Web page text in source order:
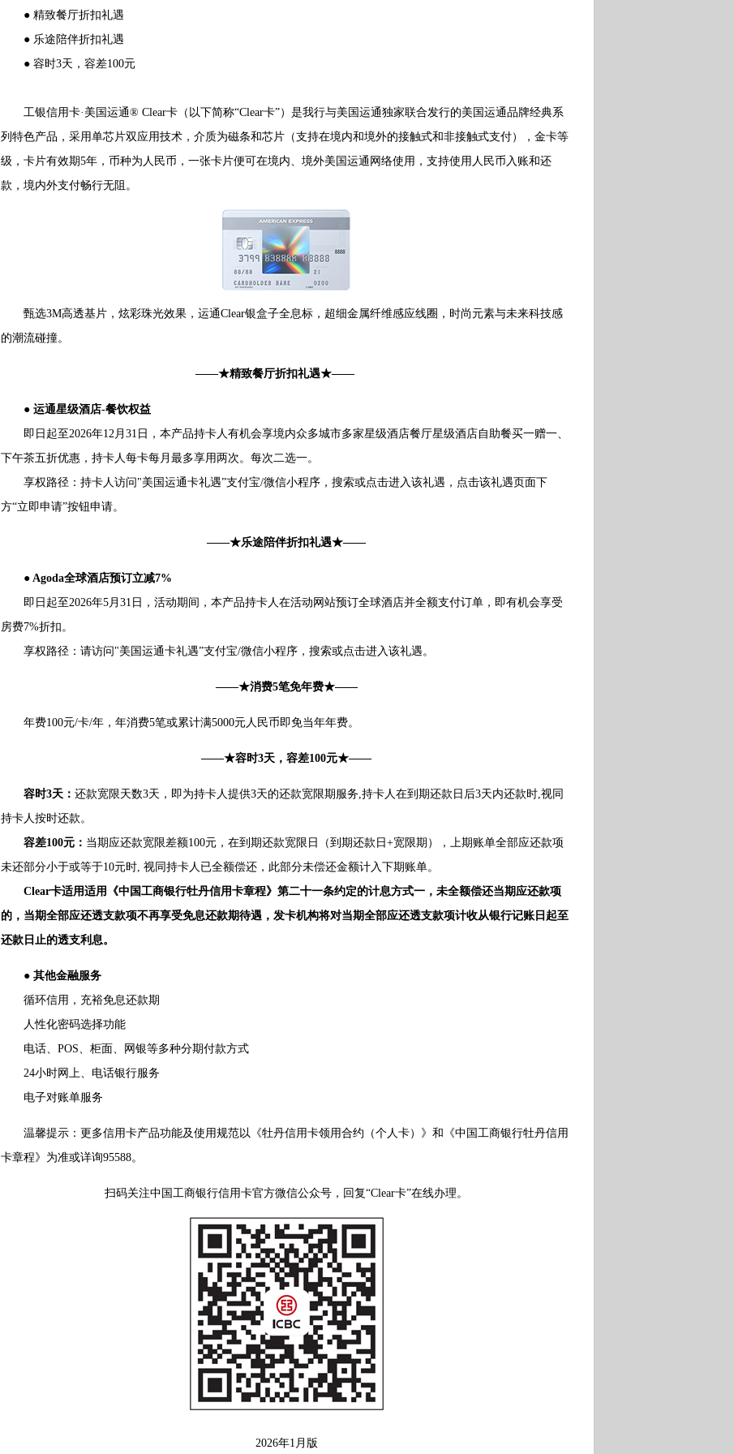
● 精致餐厅折扣礼遇
● 乐途陪伴折扣礼遇
● 容时3天，容差100元
工银信用卡·美国运通® Clear卡（以下简称“Clear卡”）是我行与美国运通独家联合发行的美国运通品牌经典系
列特色产品，采用单芯片双应用技术，介质为磁条和芯片（支持在境内和境外的接触式和非接触式支付），金卡等
级，卡片有效期5年，币种为人民币，一张卡片便可在境内、境外美国运通网络使用，支持使用人民币入账和还
款，境内外支付畅行无阻。
甄选3M高透基片，炫彩珠光效果，运通Clear银盒子全息标，超细金属纤维感应线圈，时尚元素与未来科技感
的潮流碰撞。
——★精致餐厅折扣礼遇★——
● 运通星级酒店-餐饮权益
即日起至2026年12月31日，本产品持卡人有机会享境内众多城市多家星级酒店餐厅星级酒店自助餐买一赠一、
下午茶五折优惠，持卡人每卡每月最多享用两次。每次二选一。
享权路径：持卡人访问"美国运通卡礼遇”支付宝/微信小程序，搜索或点击进入该礼遇，点击该礼遇页面下
方“立即申请”按钮申请。
——★乐途陪伴折扣礼遇★——
● Agoda全球酒店预订立减7%
即日起至2026年5月31日，活动期间，本产品持卡人在活动网站预订全球酒店并全额支付订单，即有机会享受
房费7%折扣。
享权路径：请访问"美国运通卡礼遇”支付宝/微信小程序，搜索或点击进入该礼遇。
——★消费5笔免年费★——
年费100元/卡/年，年消费5笔或累计满5000元人民币即免当年年费。
——★容时3天，容差100元★——
容时3天： 还款宽限天数3天，即为持卡人提供3天的还款宽限期服务,持卡人在到期还款日后3天内还款时,视同
持卡人按时还款。
容差100元： 当期应还款宽限差额100元，在到期还款宽限日（到期还款日+宽限期），上期账单全部应还款项
未还部分小于或等于10元时, 视同持卡人已全额偿还，此部分未偿还金额计入下期账单。
Clear卡适用适用《中国工商银行牡丹信用卡章程》第二十一条约定的计息方式一，未全额偿还当期应还款项
的，当期全部应还透支款项不再享受免息还款期待遇，发卡机构将对当期全部应还透支款项计收从银行记账日起至
还款日止的透支利息。
● 其他金融服务
循环信用，充裕免息还款期
人性化密码选择功能
电话、POS、柜面、网银等多种分期付款方式
24小时网上、电话银行服务
电子对账单服务
温馨提示：更多信用卡产品功能及使用规范以《牡丹信用卡领用合约（个人卡）》和《中国工商银行牡丹信用
卡章程》为准或详询95588。
扫码关注中国工商银行信用卡官方微信公众号，回复“Clear卡”在线办理。
2026年1月版